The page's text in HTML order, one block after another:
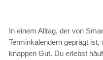
In einem Alltag, der von
Terminkalendern geprägt
knappen Gut. Du erlebst